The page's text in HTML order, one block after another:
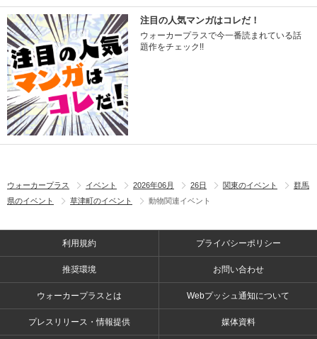
注目の人気マンガはコレだ！
ウォーカープラスで今一番読まれている話
題作をチェック!!
ウォーカープラス イベント 2026年06月 26日 関東のイベント
群馬
県のイベント
草津町のイベント 動物関連イベント
利用規約 プライバシーポリシー
推奨環境 お問い合わせ
ウォーカープラスとは Webプッシュ通知について
プレスリリース・情報提供 媒体資料